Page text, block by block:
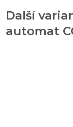
Další
automat